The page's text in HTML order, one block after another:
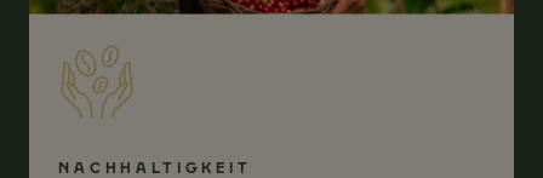
NACHHALTIGKEIT